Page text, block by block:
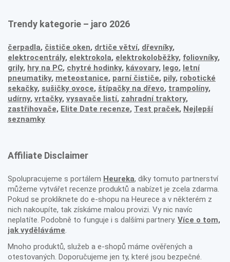
Trendy kategorie – jaro 2026
čerpadla, čističe oken, drtiče větví, dřevníky,
elektrocentrály, elektrokola, elektrokoloběžky, foliovníky,
grily, hry na PC, chytré hodinky, kávovary, lego, letní
pneumatiky, meteostanice, parní čističe, pily, robotické
sekačky, sušičky ovoce, štípačky na dřevo, trampolíny,
udírny, vrtačky, vysavače listí, zahradní traktory,
zastřihovače, Elite Date recenze, Test praček, Nejlepší
seznamky
Affiliate Disclaimer
Spolupracujeme s portálem Heureka, díky tomuto partnerství
můžeme vytvářet recenze produktů a nabízet je zcela zdarma.
Pokud se prokliknete do e-shopu na Heurece a v některém z
nich nakoupíte, tak získáme malou provizi. Vy nic navíc
neplatíte. Podobně to funguje i s dalšími partnery. Více o tom,
jak vyděláváme.
Mnoho produktů, služeb a e-shopů máme ověřených a
otestovaných. Doporučujeme jen ty, které jsou bezpečné.